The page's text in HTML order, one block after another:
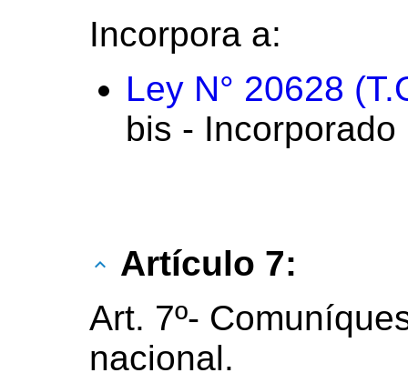
Incorpora a:
Ley N° 20628
bis -
Artículo 7:
Art. 7º-
nacional.